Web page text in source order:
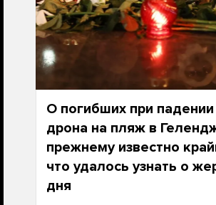
О погибших при падении
дрона на пляж в
прежнему известно
что удалось узнать о
дня